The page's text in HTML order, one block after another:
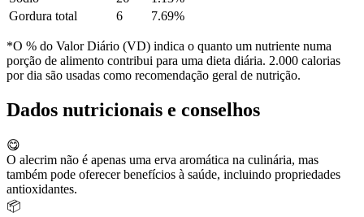
Gordura total
6 7.69%
*O % do Valor Diário (VD) indica o quanto um nutriente numa
porção de alimento contribui para uma dieta diária. 2.000 calorias
por dia são usadas como recomendação geral de nutrição.
Dados nutricionais e conselhos
😋
O alecrim não é apenas uma erva aromática na culinária, mas
também pode oferecer benefícios à saúde, incluindo propriedades
antioxidantes.
📦